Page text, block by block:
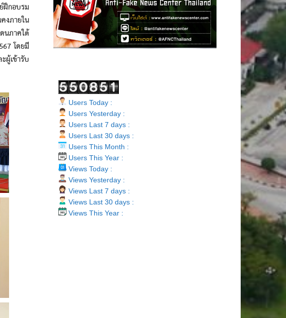
กอบรม
งภายใน
นภาคใต้
โดยมี
ผู้เข้ารับ
Users Today :
Users Yesterday :
Users Last 7 days :
Users Last 30 days :
Users This Month :
Users This Year :
Views Today :
Views Yesterday :
Views Last 7 days :
Views Last 30 days :
Views This Year :